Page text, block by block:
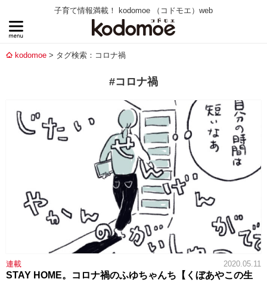
子育て情報満載！ kodomoe （コドモエ）web
kodomoe タグ検索：コロナ禍
#コロナ禍
連載 2020.05.11
STAY HOME。コロナ禍のふゆちゃんち【くぼあやこの生